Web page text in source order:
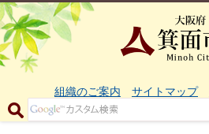
組織のご案内 サイトマップ